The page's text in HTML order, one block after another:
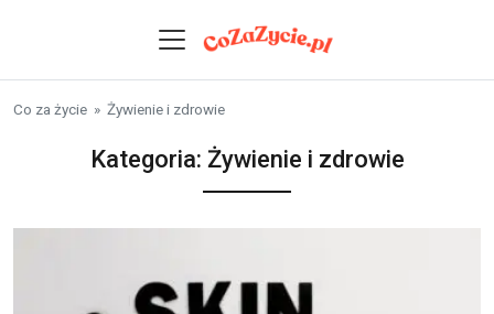
Co za życie » Żywienie i zdrowie
Kategoria: Żywienie i zdrowie